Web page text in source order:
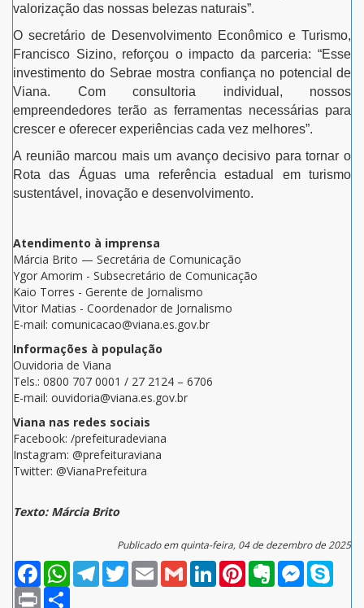
valorização das nossas belezas naturais”.
O secretário de Desenvolvimento Econômico e Turismo,
Francisco Sizino, reforçou o impacto da parceria: “Esse
investimento do Sebrae mostra confiança no potencial de
Viana. Com consultoria individual, nossos
empreendedores terão as ferramentas necessárias para
crescer e oferecer experiências cada vez melhores”.
A reunião marcou mais um avanço decisivo para tornar o
Rota das Águas uma referência estadual em turismo
sustentável, inovação e desenvolvimento.
Atendimento à imprensa
Márcia Brito — Secretária de Comunicação
Ygor Amorim - Subsecretário de Comunicação
Kaio Torres - Gerente de Jornalismo
Vitor Matias - Coordenador de Jornalismo
E-mail: comunicacao@viana.es.gov.br
Informações à população
Ouvidoria de Viana
Tels.: 0800 707 0001 / 27 2124 – 6706
E-mail: ouvidoria@viana.es.gov.br
Viana nas redes sociais
Facebook: /prefeituradeviana
Instagram: @prefeituraviana
Twitter: @VianaPrefeitura
Texto: Márcia Brito
Publicado em quinta-feira, 04 de dezembro de 2025
FacebookWhatsAppTelegramTwitterEmail Gmail LinkedInPinterestEvernoteMessenger
Print